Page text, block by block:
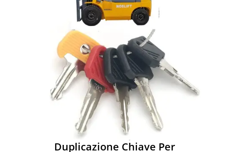
Duplicazione Chiave Per